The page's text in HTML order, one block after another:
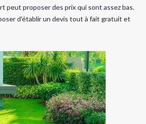
peut proposer des prix qui sont assez bas.
d'établir un devis tout à fait gratuit et